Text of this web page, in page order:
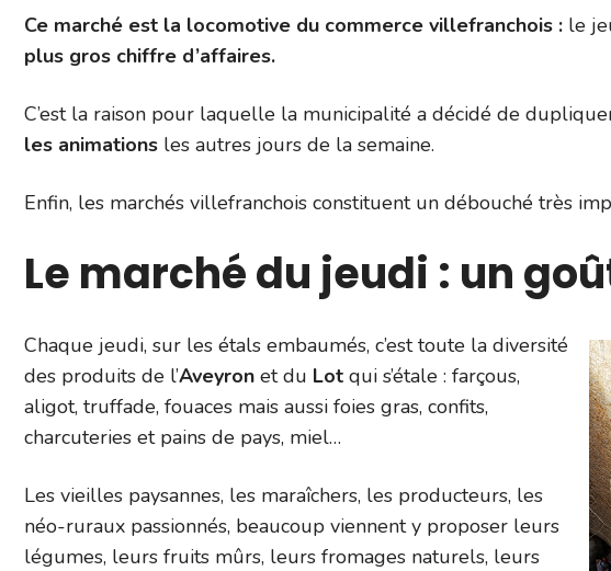
Ce marché est la locomotive du commerce villefranchois : le
plus gros chiffre d’affaires.
C’est la raison pour laquelle la municipalité a décidé de
les animations les autres jours de la semaine.
Enfin, les marchés villefranchois constituent un débouché très
Le marché du jeudi : un
Chaque jeudi, sur les étals embaumés, c’est toute la diversité
des produits de l’Aveyron et du Lot qui s’étale : farçous,
aligot, truffade, fouaces mais aussi foies gras, confits,
charcuteries et pains de pays, miel…
Les vieilles paysannes, les maraîchers, les producteurs, les
néo-ruraux passionnés, beaucoup viennent y proposer leurs
légumes, leurs fruits mûrs, leurs fromages naturels, leurs